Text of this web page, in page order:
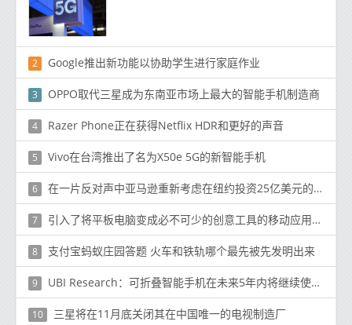
2 Google推出新功能以协助学生进行家庭作业
3 OPPO取代三星成为东南亚市场上最大的智能手机制造商
4 Razer Phone正在获得Netflix HDR和更好的声音
5 Vivo在台湾推出了名为X50e 5G的新智能手机
6 在一片反对声中亚马逊重新考虑在纽约投资25亿美元的园区
7 引入了将平板电脑变成必不可少的创意工具的移动应用程序
8 支付宝蚂蚁庄园答题 火车和铁轨哪个最先被先发明出来
9 UBI Research：可折叠智能手机在未来5年内将继续使用UTG和CPI
10 三星将在11月底关闭其在中国唯一的电视制造厂